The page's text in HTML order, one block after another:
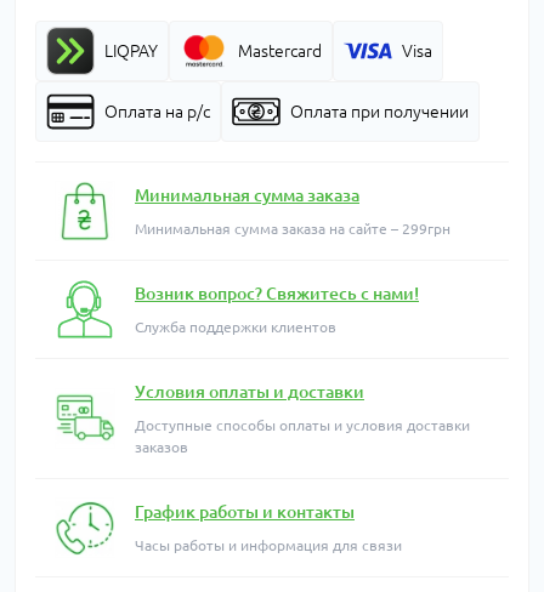
LIQPAY Mastercard Visa
Оплата на р/с Оплата при получении
Минимальная сумма заказа
Минимальная сумма заказа на сайте – 299грн
Возник вопрос? Свяжитесь с нами!
Служба поддержки клиентов
Условия оплаты и доставки
Доступные способы оплаты и условия доставки
заказов
График работы и контакты
Часы работы и информация для связи